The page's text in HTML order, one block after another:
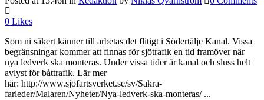
0 Likes
Som ni säkert känner till arbetas det flitigt i Södertälje Kanal. Vissa
begränsningar kommer att finnas för sjötrafik en tid framöver när
nya ledverk ska monteras. Under vissa tider är kanal och sluss helt
avlyst för båttrafik. Lär mer
här: http://www.sjofartsverket.se/sv/Sakra-
farleder/Malaren/Nyheter/Nya-ledverk-ska-monteras/ ...